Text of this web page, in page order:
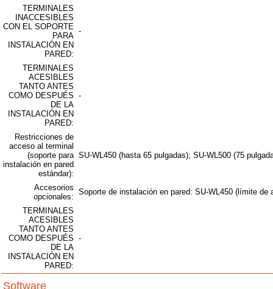
TERMINALES
INACCESIBLES
CON EL SOPORTE
PARA
INSTALACIÓN EN
PARED:
-
TERMINALES
ACESIBLES
TANTO ANTES
COMO DESPUÉS
DE LA
INSTALACIÓN EN
PARED:
-
Restricciones de
acceso al terminal
(soporte para
instalación en pared
estándar):
SU-WL450 (hasta 65 pulgadas); SU-WL500 (75
Accesorios
opcionales:
Soporte de instalación en pared: SU-WL450 (límite
TERMINALES
ACESIBLES
TANTO ANTES
COMO DESPUÉS
DE LA
INSTALACIÓN EN
PARED:
-
Software